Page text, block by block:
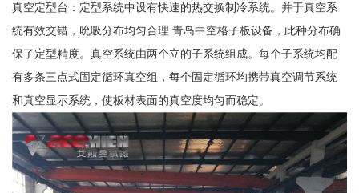
真空定型台：定型系统中设有快速的热交换制冷系统。并于真空系
统有效交错，吮吸分布均匀合理 青岛中空格子板设备，此种分布确
保了定型精度。真空系统由两个立的子系统组成。每个子系统均配
有多条三点式固定循环真空组，每个固定循环均携带真空调节系统
和真空显示系统，使板材表面的真空度均匀而稳定。